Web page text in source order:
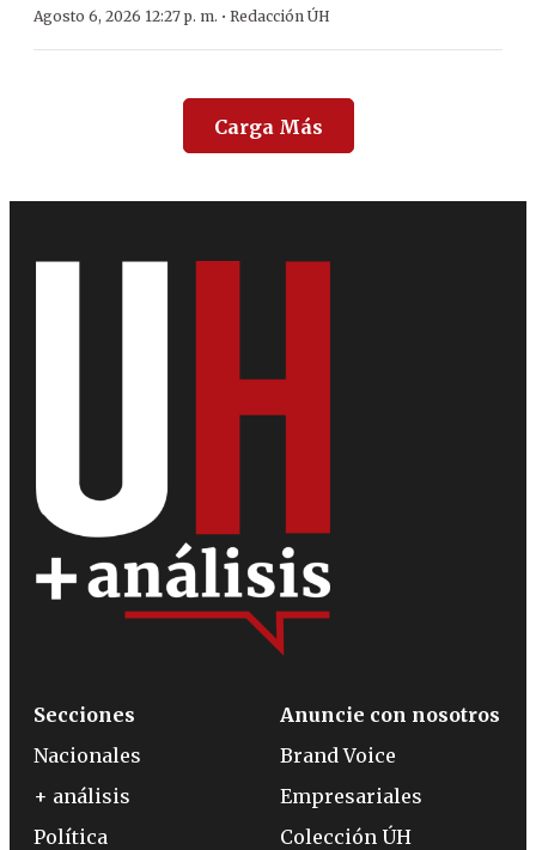
Agosto 6, 2026 12:27 p. m. · Redacción ÚH
Carga Más
Secciones
Nacionales
+ análisis
Política
Anuncie con nosotros
Brand Voice
Empresariales
Colección ÚH